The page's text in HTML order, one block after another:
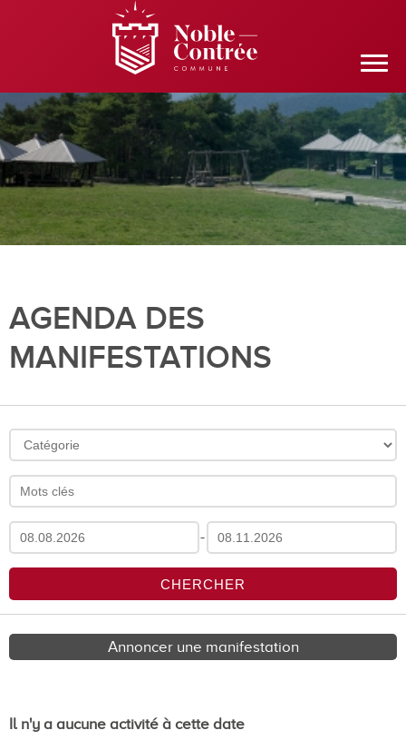
AGENDA DES
MANIFESTATIONS
-
Annoncer une manifestation
Il n'y a aucune activité à cette date